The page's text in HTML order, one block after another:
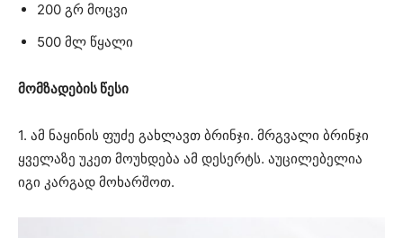
200 გრ მოცვი
500 მლ წყალი
მომზადების წესი
1. ამ ნაყინის ფუძე გახლავთ ბრინჯი. მრგვალი ბრინჯი
ყველაზე უკეთ მოუხდება ამ დესერტს. აუცილებელია
იგი კარგად მოხარშოთ.